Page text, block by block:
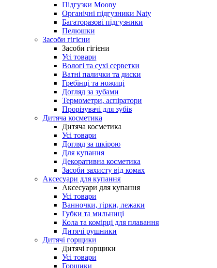
Підгузки Moony
Органічні підгузники Naty
Багаторазові підгузники
Пелюшки
Засоби гігієни
Засоби гігієни
Усі товари
Вологі та сухі серветки
Ватні палички та диски
Гребінці та ножиці
Догляд за зубами
Термометри, аспіратори
Прорізувачі для зубів
Дитяча косметика
Дитяча косметика
Усі товари
Догляд за шкірою
Для купання
Декоративна косметика
Засоби захисту від комах
Аксесуари для купання
Аксесуари для купання
Усі товари
Ванночки, гірки, лежаки
Губки та мильниці
Кола та комірці для плавання
Дитячі рушники
Дитячі горщики
Дитячі горщики
Усі товари
Горщики